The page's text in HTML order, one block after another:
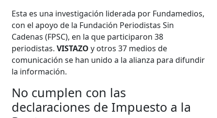
Esta es una investigación liderada por Fundamedios,
con el apoyo de la Fundación Periodistas Sin
Cadenas (FPSC), en la que participaron 38
periodistas.VISTAZO y otros 37 medios de
comunicación se han unido a la alianza para difundir
la información.
No cumplen con las
declaraciones de Impuesto a la